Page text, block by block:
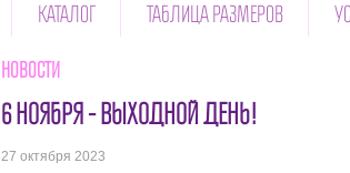
КАТАЛОГ ТАБЛИЦА РАЗМЕРОВ
Новости
6 НОЯБРЯ - ВЫХОДНОЙ ДЕНЬ!
27 октября 2023